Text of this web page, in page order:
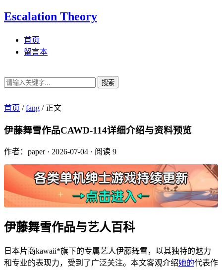
Escalation Theory
首页
留言本
搜索
首页 / fang /正文
伊藤舞雪作品CAWD-114详细介绍与资料预览
作者：paper· 2026-07-04 · 阅读 9
伊藤舞雪作品与艺人百科
日本片商kawaii*旗下的专属艺人伊藤舞雪，以其独特的魅力
和专业的表现力，受到了广泛关注。本文客观介绍她的代表作